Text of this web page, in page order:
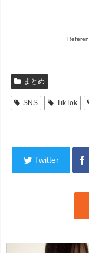
まとめ
SNS TikTok
Twitter